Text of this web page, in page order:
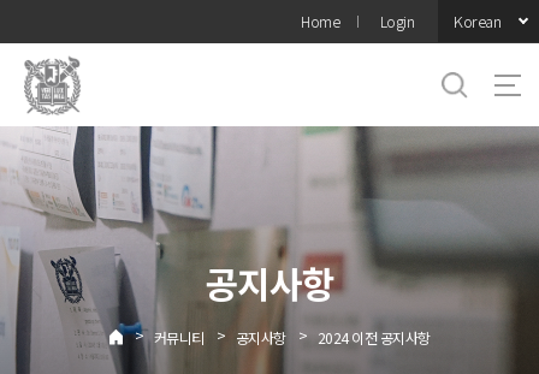
메뉴
Home Login Korean
공지사항
> 커뮤니티 > 공지사항 > 2024 이전 공지사항